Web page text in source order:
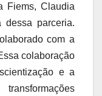
Fiems, Claudia
dessa parceria.
com a
colaboração
e a